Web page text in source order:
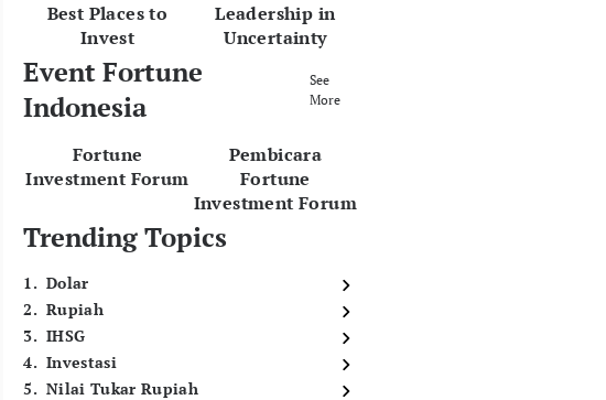
Best Places to
Invest
Leadership in
Uncertainty
Event Fortune
Indonesia
See
More
Fortune
Investment Forum
Pembicara
Fortune
Investment Forum
Trending Topics
1. Dolar
2. Rupiah
3. IHSG
4. Investasi
5. Nilai Tukar Rupiah